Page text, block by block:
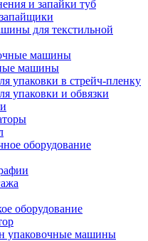
и запайки туб
для текстильной
машины
машины
упаковки в стрейч-пленку
упаковки и обвязки
оборудование
оборудование
упаковочные машины